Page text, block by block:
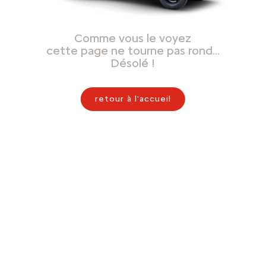
Comme vous le voyez
cette page ne tourne pas rond…
Désolé !
retour à l'accueil